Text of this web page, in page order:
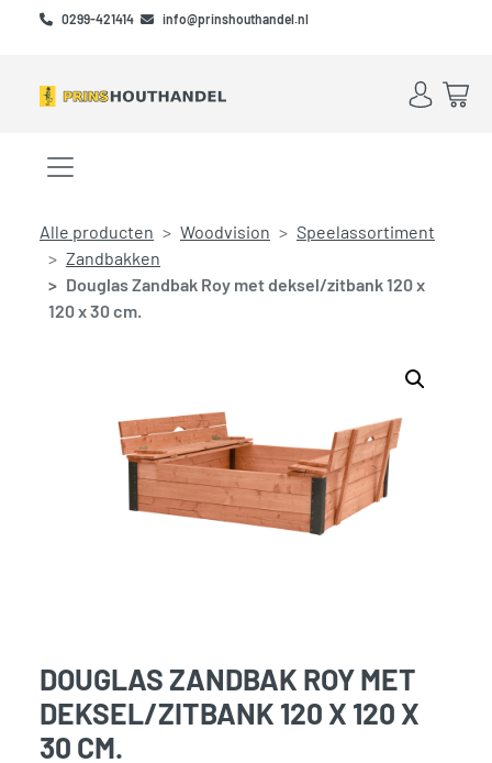
Skip to main content
Skip to footer
0299-421414 info@prinshouthandel.nl
Account
Menu openen/sluiten
Alle producten Woodvision
Speelassortiment
Zandbakken
Douglas Zandbak Roy met deksel/zitbank 120 x
120 x 30 cm.
DOUGLAS ZANDBAK ROY MET
DEKSEL/ZITBANK 120 X 120 X
30 CM.